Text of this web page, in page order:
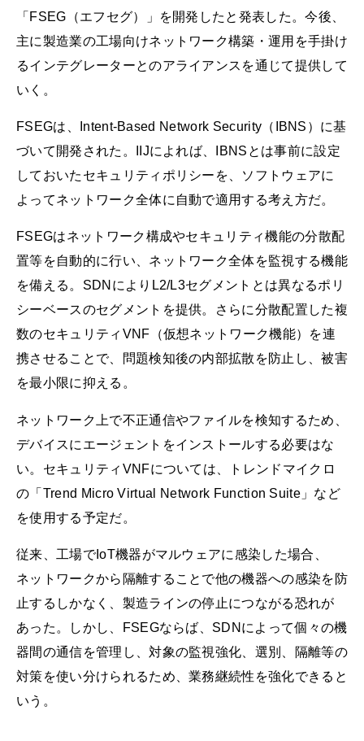
「FSEG（エフセグ）」を開発したと発表した。今後、
主に製造業の工場向けネットワーク構築・運用を手掛け
るインテグレーターとのアライアンスを通じて提供して
いく。
FSEGは、Intent-Based Network Security（IBNS）に基
づいて開発された。IIJによれば、IBNSとは事前に設定
しておいたセキュリティポリシーを、ソフトウェアに
よってネットワーク全体に自動で適用する考え方だ。
FSEGはネットワーク構成やセキュリティ機能の分散配
置等を自動的に行い、ネットワーク全体を監視する機能
を備える。SDNによりL2/L3セグメントとは異なるポリ
シーベースのセグメントを提供。さらに分散配置した複
数のセキュリティVNF（仮想ネットワーク機能）を連
携させることで、問題検知後の内部拡散を防止し、被害
を最小限に抑える。
ネットワーク上で不正通信やファイルを検知するため、
デバイスにエージェントをインストールする必要はな
い。セキュリティVNFについては、トレンドマイクロ
の「Trend Micro Virtual Network Function Suite」など
を使用する予定だ。
従来、工場でIoT機器がマルウェアに感染した場合、
ネットワークから隔離することで他の機器への感染を防
止するしかなく、製造ラインの停止につながる恐れが
あった。しかし、FSEGならば、SDNによって個々の機
器間の通信を管理し、対象の監視強化、選別、隔離等の
対策を使い分けられるため、業務継続性を強化できると
いう。